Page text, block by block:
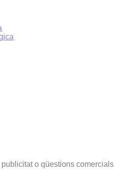
o qüestions comercials